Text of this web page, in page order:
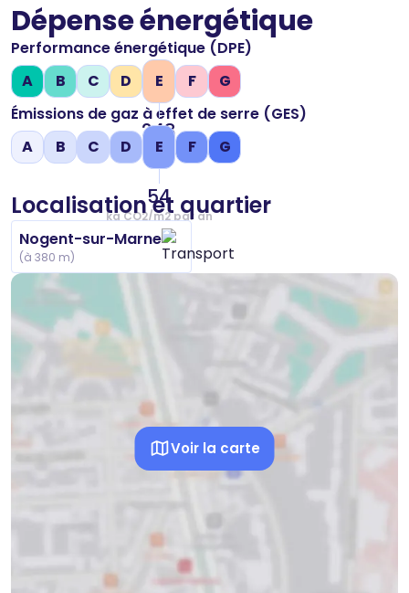
Dépense énergétique
Performance énergétique (DPE)
A
B C D E
248
kWh/m2 par an
F
G
Émissions de gaz à effet de serre (GES)
A
B C D E
54
kg CO2/m2 par an
F G
Localisation et quartier
Nogent-sur-Marne
(à 380 m)
Voir la carte